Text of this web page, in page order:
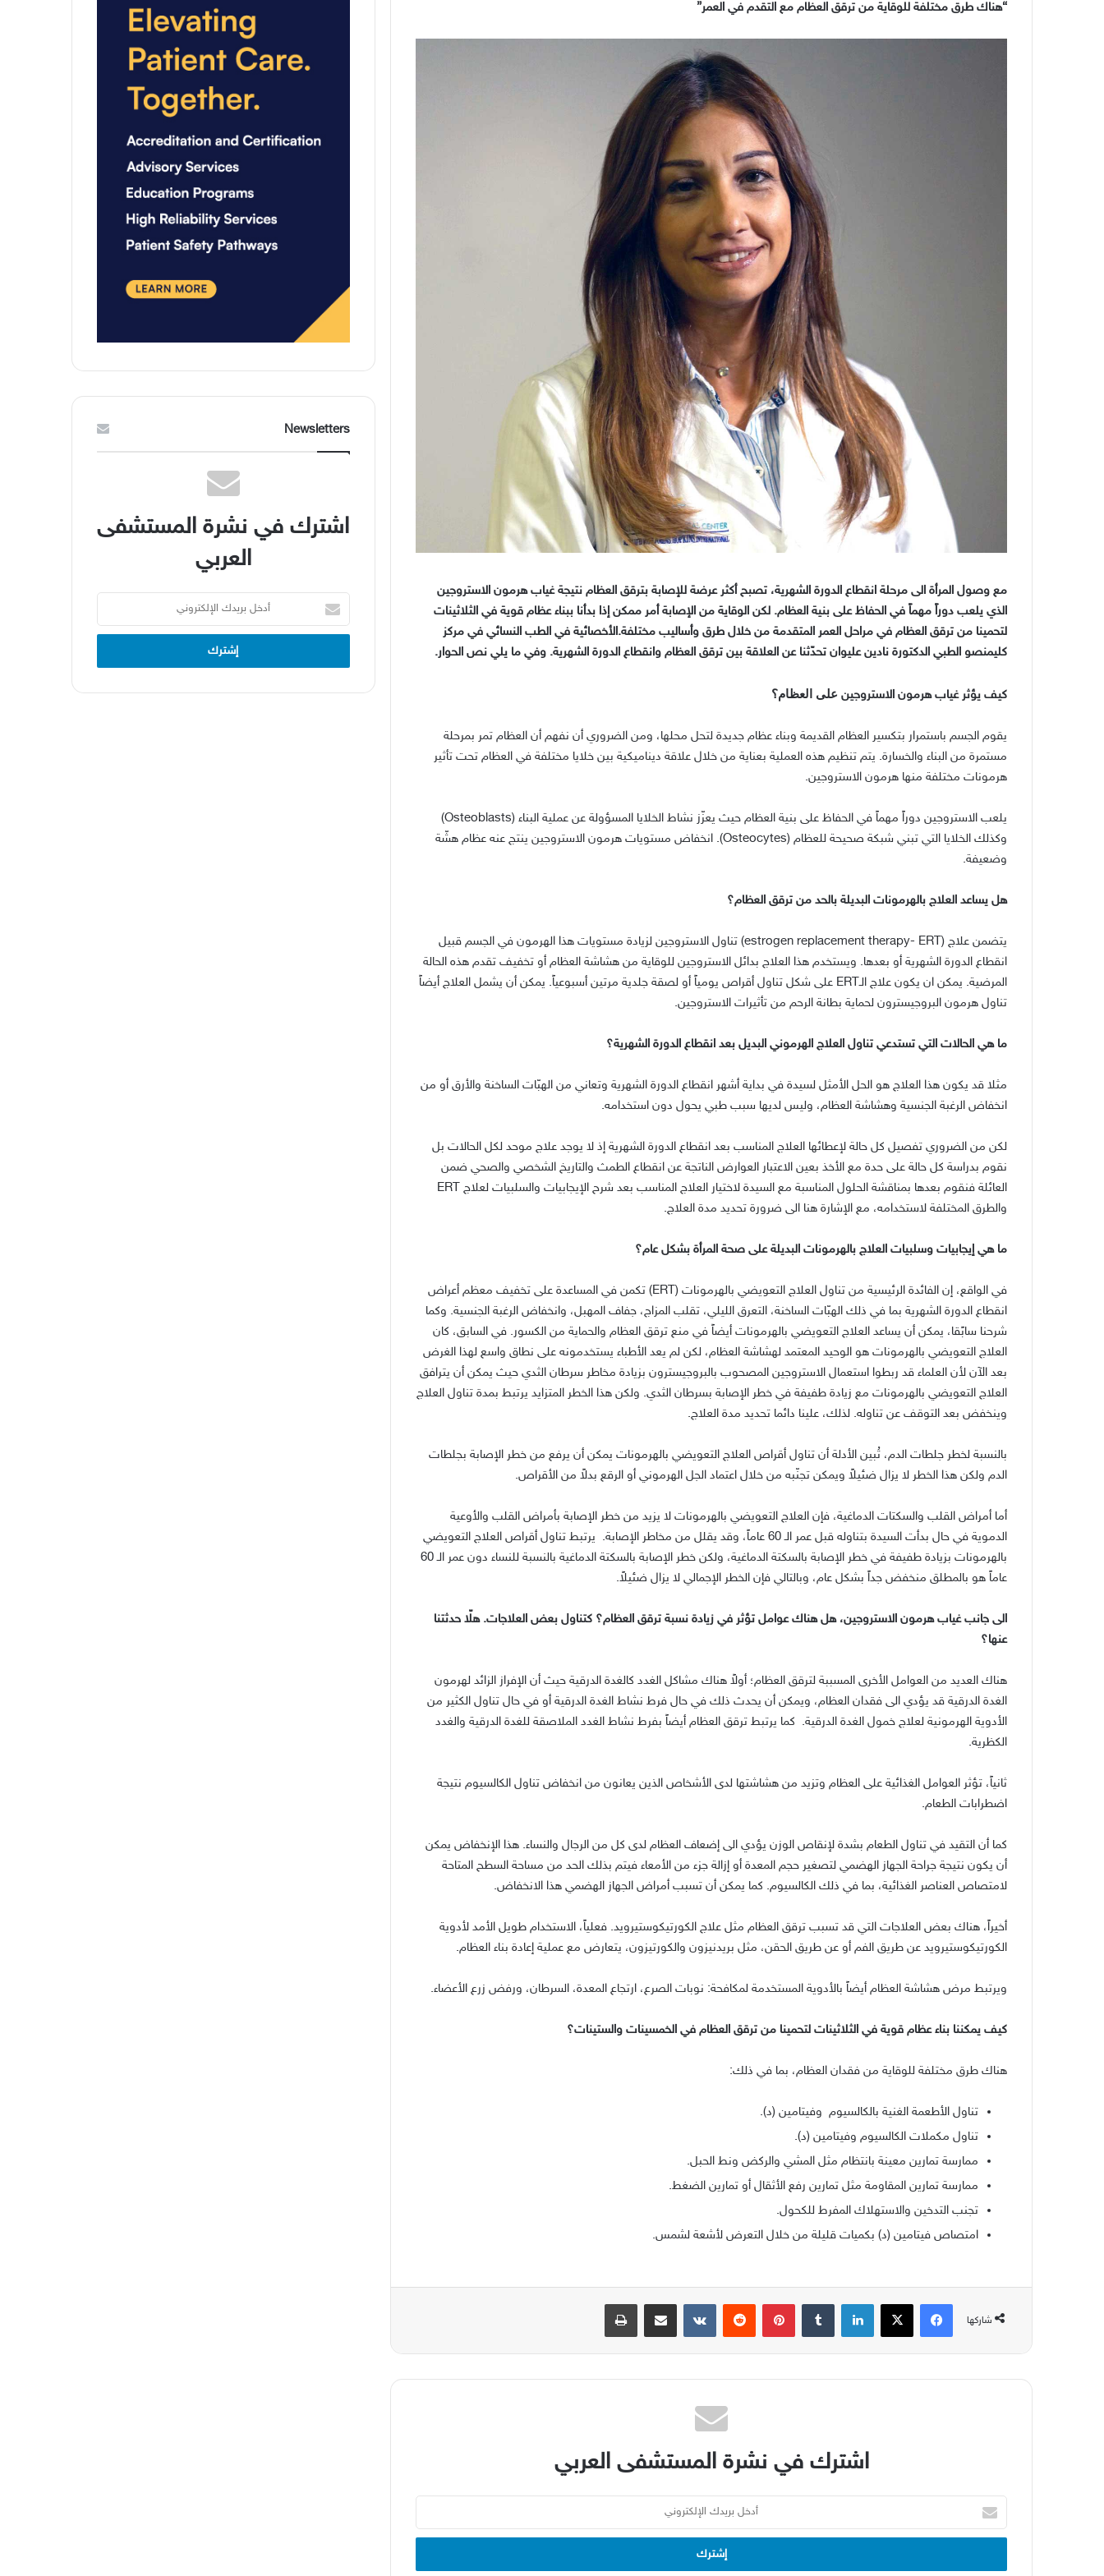
“هناك طرق مختلفة للوقاية من ترقق العظام مع التقدم في العمر”
مع وصول المرأة الى مرحلة انقطاع الدورة الشهرية، تصبح أكثر عرضة للإصابة بترقق العظام نتيجة غياب هرمون الاستروجين
الذي يلعب دوراً مهماً في الحفاظ على بنية العظام. لكن الوقاية من الإصابة أمر ممكن إذا بدأنا ببناء عظام قوية في الثلاثينات
لتحمينا من ترقق العظام في مراحل العمر المتقدمة من خلال طرق وأساليب مختلفة.الأخصائية في الطب النسائي في مركز
كليمنصو الطبي الدكتورة نادين عليوان تحدّثنا عن العلاقة بين ترقق العظام وانقطاع الدورة الشهرية. وفي ما يلي نص الحوار.
كيف يؤثر غياب هرمون الاستروجين على العظام؟
يقوم الجسم باستمرار بتكسير العظام القديمة وبناء عظام جديدة لتحل محلها، ومن الضروري أن نفهم أن العظام تمر بمرحلة
مستمرة من البناء والخسارة. يتم تنظيم هذه العملية بعناية من خلال علاقة ديناميكية بين خلايا مختلفة في العظام تحت تأثير
هرمونات مختلفة منها هرمون الاستروجين.
يلعب الاستروجين دوراً مهماً في الحفاظ على بنية العظام حيث يعزّز نشاط الخلايا المسؤولة عن عملية البناء (Osteoblasts)
وكذلك الخلايا التي تبني شبكة صحيحة للعظام (Osteocytes).
انخفاض مستويات هرمون الاستروجين ينتج عنه عظام هشّة
وضعيفة.
هل يساعد العلاج بالهرمونات البديلة بالحد من ترقق العظام؟
يتضمن علاج (estrogen replacement therapy- ERT)
تناول الاستروجين لزيادة مستويات هذا الهرمون في الجسم قبيل
انقطاع الدورة الشهرية أو بعدها. ويستخدم هذا العلاج بدائل الاستروجين للوقاية من هشاشة العظام أو تخفيف تقدم هذه الحالة
المرضية. يمكن ان يكون علاج الـERT على شكل تناول أقراص يومياً أو لصقة جلدية مرتين أسبوعياً. يمكن أن يشمل العلاج أيضاً
تناول هرمون البروجيسترون لحماية بطانة الرحم من تأثيرات الاستروجين.
ما هي الحالات التي تستدعي تناول العلاج الهرموني البديل بعد انقطاع الدورة الشهرية؟
مثلا قد يكون هذا العلاج هو الحل الأمثل لسيدة في بداية أشهر انقطاع الدورة الشهرية وتعاني من الهبّات الساخنة والأرق أو من
انخفاض الرغبة الجنسية وهشاشة العظام، وليس لديها سبب طبي يحول دون استخدامه.
لكن من الضروري تفصيل كل حالة لإعطائها العلاج المناسب بعد انقطاع الدورة الشهرية إذ لا يوجد علاج موحد لكل الحالات بل
نقوم بدراسة كل حالة على حدة مع الأخذ بعين الاعتبار العوارض الناتجة عن انقطاع الطمث والتاريخ الشخصي والصحي ضمن
العائلة فنقوم بعدها بمناقشة الحلول المناسبة مع السيدة لاختيار العلاج المناسب بعد شرح الإيجابيات والسلبيات لعلاج
والطرق المختلفة لاستخدامه، مع الإشارة هنا الى ضرورة تحديد مدة العلاج.
ما هي إيجابيات وسلبيات العلاج بالهرمونات البديلة على صحة المرأة بشكل عام؟
في الواقع، إن الفائدة الرئيسية من تناول العلاج التعويضي بالهرمونات (ERT)
تكمن في المساعدة على تخفيف معظم أعراض
انقطاع الدورة الشهرية بما في ذلك الهبّات الساخنة، التعرق الليلي، تقلب المزاج، جفاف المهبل، وانخفاض الرغبة الجنسية. وكما
شرحنا سابًقا، يمكن أن يساعد العلاج التعويضي بالهرمونات أيضاً في منع ترقق العظام والحماية من الكسور. في السابق، كان
العلاج التعويضي بالهرمونات هو الوحيد المعتمد لهشاشة العظام، لكن لم يعد الأطباء يستخدمونه على نطاق واسع لهذا الغرض
بعد الآن لأن العلماء قد ربطوا استعمال الاستروجين المصحوب بالبروجيسترون بزيادة مخاطر سرطان الثدي حيث يمكن أن يترافق
العلاج التعويضي بالهرمونات مع زيادة طفيفة في خطر الإصابة بسرطان الثدي. ولكن هذا الخطر المتزايد يرتبط بمدة تناول العلاج
وينخفض بعد التوقف عن تناوله. لذلك، علينا دائما تحديد مدة العلاج.
بالنسبة لخطر جلطات الدم، تُبين الأدلة أن تناول أقراص العلاج التعويضي بالهرمونات يمكن أن يرفع من خطر الإصابة بجلطات
الدم ولكن هذا الخطر لا يزال ضئيلاً ويمكن تجنّبه من خلال اعتماد الجل الهرموني أو الرقع بدلاً من الأقراص.
أما أمراض القلب والسكتات الدماغية، فإن العلاج التعويضي بالهرمونات لا يزيد من خطر الإصابة بأمراض القلب والأوعية
الدموية في حال بدأت السيدة بتناوله قبل عمر الـ60 عاماً، وقد يقلل من مخاطر الإصابة. يرتبط تناول أقراص العلاج التعويضي
بالهرمونات بزيادة طفيفة في خطر الإصابة بالسكتة الدماغية، ولكن خطر الإصابة بالسكتة الدماغية بالنسبة للنساء دون عمر الـ60
عاماً هو بالمطلق منخفض جداً بشكل عام، وبالتالي فإن الخطر الإجمالي لا يزال ضئيلاً.
الى جانب غياب هرمون الاستروجين، هل هناك عوامل تؤثر في زيادة نسبة ترقق العظام؟ كتناول بعض العلاجات.هلّا حدثتنا
عنها؟
هناك العديد من العوامل الأخرى المسببة لترقق العظام؛ أولاً هناك مشاكل الغدد كالغدة الدرقية حيث أن الإفراز الزائد لهرمون
الغدة الدرقية قد يؤدي الى فقدان العظام، ويمكن أن يحدث ذلك في حال فرط نشاط الغدة الدرقية أو في حال تناول الكثير من
الأدوية الهرمونية لعلاج خمول الغدة الدرقية. كما يرتبط ترقق العظام أيضاً بفرط نشاط الغدد الملاصقة للغدة الدرقية والغدد
الكظرية.
ثانياً، تؤثر العوامل الغذائية على العظام وتزيد من هشاشتها لدى الأشخاص الذين يعانون من انخفاض تناول الكالسيوم نتيجة
اضطرابات الطعام.
كما أن التقيد في تناول الطعام بشدة لإنقاص الوزن يؤدي الى إضعاف العظام لدى كل من الرجال والنساء. هذا الإنخفاض يمكن
أن يكون نتيجة جراحة الجهاز الهضمي لتصغير حجم المعدة أو إزالة جزء من الأمعاء فيتم بذلك الحد من مساحة السطح المتاحة
لامتصاص العناصر الغذائية، بما في ذلك الكالسيوم. كما يمكن أن تسبب أمراض الجهاز الهضمي هذا الانخفاض.
أخيراً، هناك بعض العلاجات التي قد تسبب ترقق العظام مثل علاج الكورتيكوستيرويد. فعلياً، الاستخدام طويل الأمد لأدوية
الكورتيكوستيرويد عن طريق الفم أو عن طريق الحقن، مثل بريدنيزون والكورتيزون، يتعارض مع عملية إعادة بناء العظام.
ويرتبط مرض هشاشة العظام أيضاً بالأدوية المستخدمة لمكافحة: نوبات الصرع، ارتجاع المعدة، السرطان، ورفض زرع الأعضاء.
كيف يمكننا بناء عظام قوية في الثلاثينات لتحمينا من ترقق العظام في الخمسينات والستينات؟
هناك طرق مختلفة للوقاية من فقدان العظام، بما في ذلك:
تناول الأطعمة الغنية بالكالسيوم وفيتامين (د).
تناول مكملات الكالسيوم وفيتامين (د).
ممارسة تمارين معينة بانتظام مثل المشي والركض ونط الحبل.
ممارسة تمارين المقاومة مثل تمارين رفع الأثقال أو تمارين الضغط.
تجنب التدخين والاستهلاك المفرط للكحول.
امتصاص فيتامين (د) بكميات قليلة من خلال التعرض لأشعة لشمس.
شاركها
فيسبوك‫X لينكدإن بينتيريست مشاركة عبر البريد طباعة
اشترك في نشرة المستشفى العربي
بريدك
الإلكتروني
Newsletters
اشترك في نشرة المستشفى
العربي
بريدك
الإلكتروني